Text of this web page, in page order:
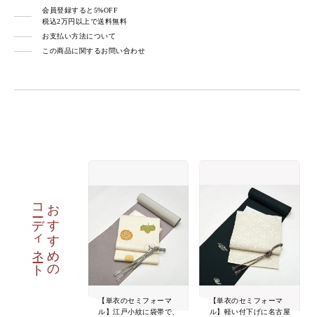
会員登録すると5%OFF
税込2万円以上で送料無料
お支払い方法について
この商品に関するお問い合わせ
おすすめの
コーディネート
【単衣のセミフォーマ
ル】江戸小紋に袋帯で、
【単衣のセミフォーマ
ル】軽い付下げに名古屋